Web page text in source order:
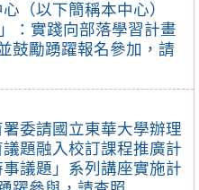
（以下簡稱本中心）
：實踐向部落學習計畫
鼓勵踴躍報名參加，請
委請國立東華大學辦理
議題融入校訂課程推廣計
議題」系列講座實施計